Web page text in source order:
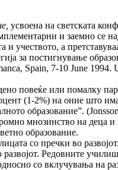
усвоена на светската
и заемно се
учеството, а
за постигнување
Spain, 7-10 June
повеќе или помалку
(1-2%) на оние што
образование”.
мнозинство на деца
образование.
со пречки во
Редовните
со вклучувања на